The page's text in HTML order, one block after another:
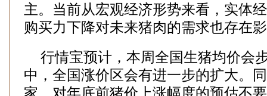
主。当前从宏观经济形势来看，实体
购买力下降对未来猪肉的需求也存在
行情宝预计，本周全国生猪均价会
中，全国涨价区会有进一步的扩大。
家，对年底前猪价上涨幅度的预估不